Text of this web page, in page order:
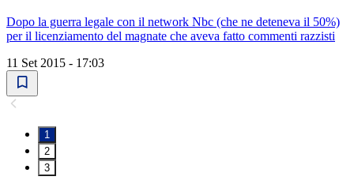
Dopo la guerra legale con il network Nbc (che ne deteneva il 50%)
per il licenziamento del magnate che aveva fatto commenti razzisti
11 Set 2015 - 17:03
1
2
3